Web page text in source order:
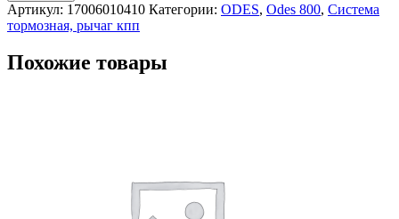
Артикул: 17006010410 Категории: ODES, Odes 800, Система
тормозная, рычаг кпп
Похожие товары